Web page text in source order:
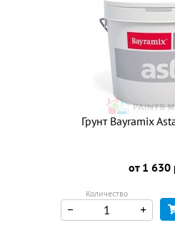
Грунт Bayramix
от 1 630
Количество